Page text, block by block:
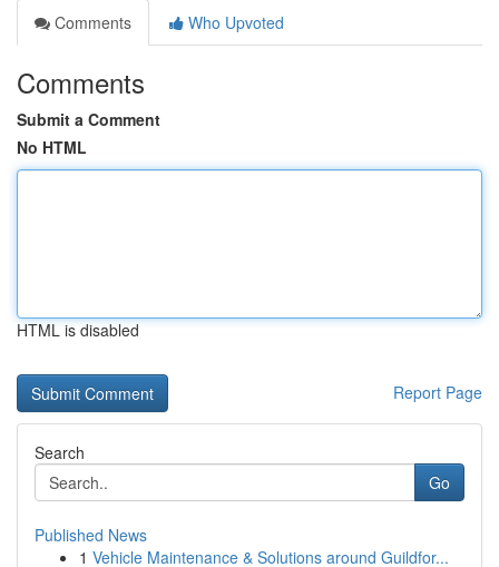
Comments
Who Upvoted
Comments
Submit a Comment
No HTML
HTML is disabled
Report Page
Search
Go
Published News
1 Vehicle Maintenance & Solutions around Guildfor...